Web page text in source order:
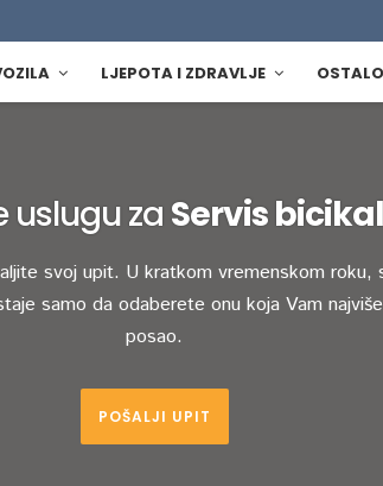
LJEPOTA I ZDRAVLJE OSTALO
uslugu za Servis
svoj upit. U kratkom vremenskom roku,
samo da odaberete onu koja Vam
posao.
POŠALJI UPIT